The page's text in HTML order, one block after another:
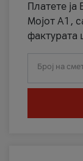
Платете
Мојот А1,
фактурата
Број на